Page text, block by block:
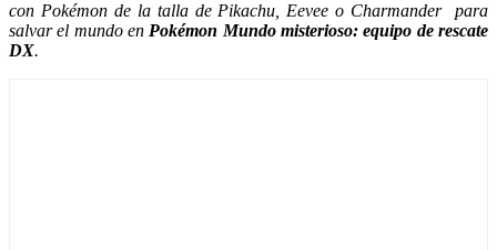
con Pokémon de la talla de Pikachu, Eevee o Charmander para
salvar el mundo en Pokémon Mundo misterioso: equipo de rescate
DX.